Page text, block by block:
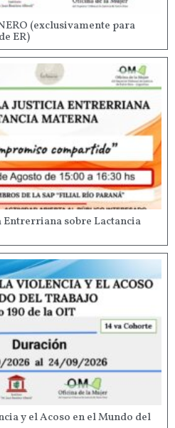
(exclusivamente para
ER)
Entrerriana sobre Lactancia
y el Acoso en el Mundo del